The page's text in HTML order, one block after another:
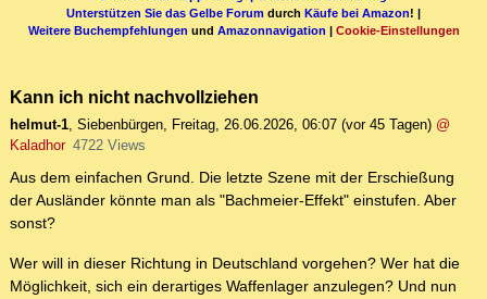
Unterstützen Sie das Gelbe Forum durch Käufe bei Amazon! |
Weitere Buchempfehlungen und Amazonnavigation | Cookie-Einstellungen
Kann ich nicht nachvollziehen
helmut-1, Siebenbürgen, Freitag, 26.06.2026, 06:07 (vor 45 Tagen) @
Kaladhor 4722 Views
Aus dem einfachen Grund. Die letzte Szene mit der Erschießung
der Ausländer könnte man als "Bachmeier-Effekt" einstufen. Aber
sonst?
Wer will in dieser Richtung in Deutschland vorgehen? Wer hat die
Möglichkeit, sich ein derartiges Waffenlager anzulegen? Und nun